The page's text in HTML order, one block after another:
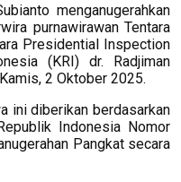
menganugerahkan
purnawirawan Tentara
Presidential Inspection
(KRI) dr. Radjiman
2 Oktober 2025.
ini diberikan berdasarkan
Indonesia Nomor
Pangkat secara